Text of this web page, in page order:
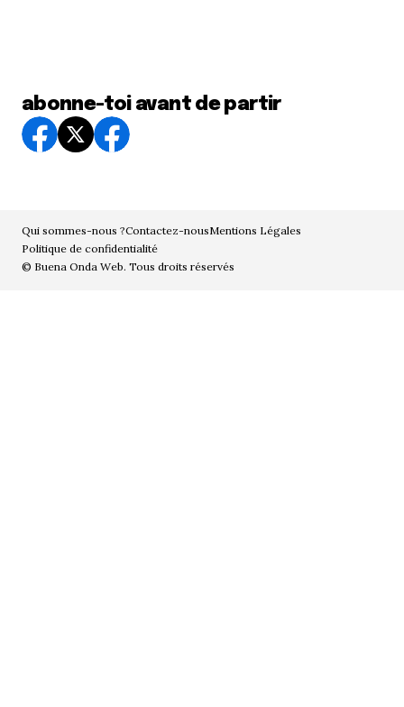
abonne-toi avant de partir
Qui sommes-nous ?Contactez-nousMentions Légales
Politique de confidentialité
© Buena Onda Web. Tous droits réservés